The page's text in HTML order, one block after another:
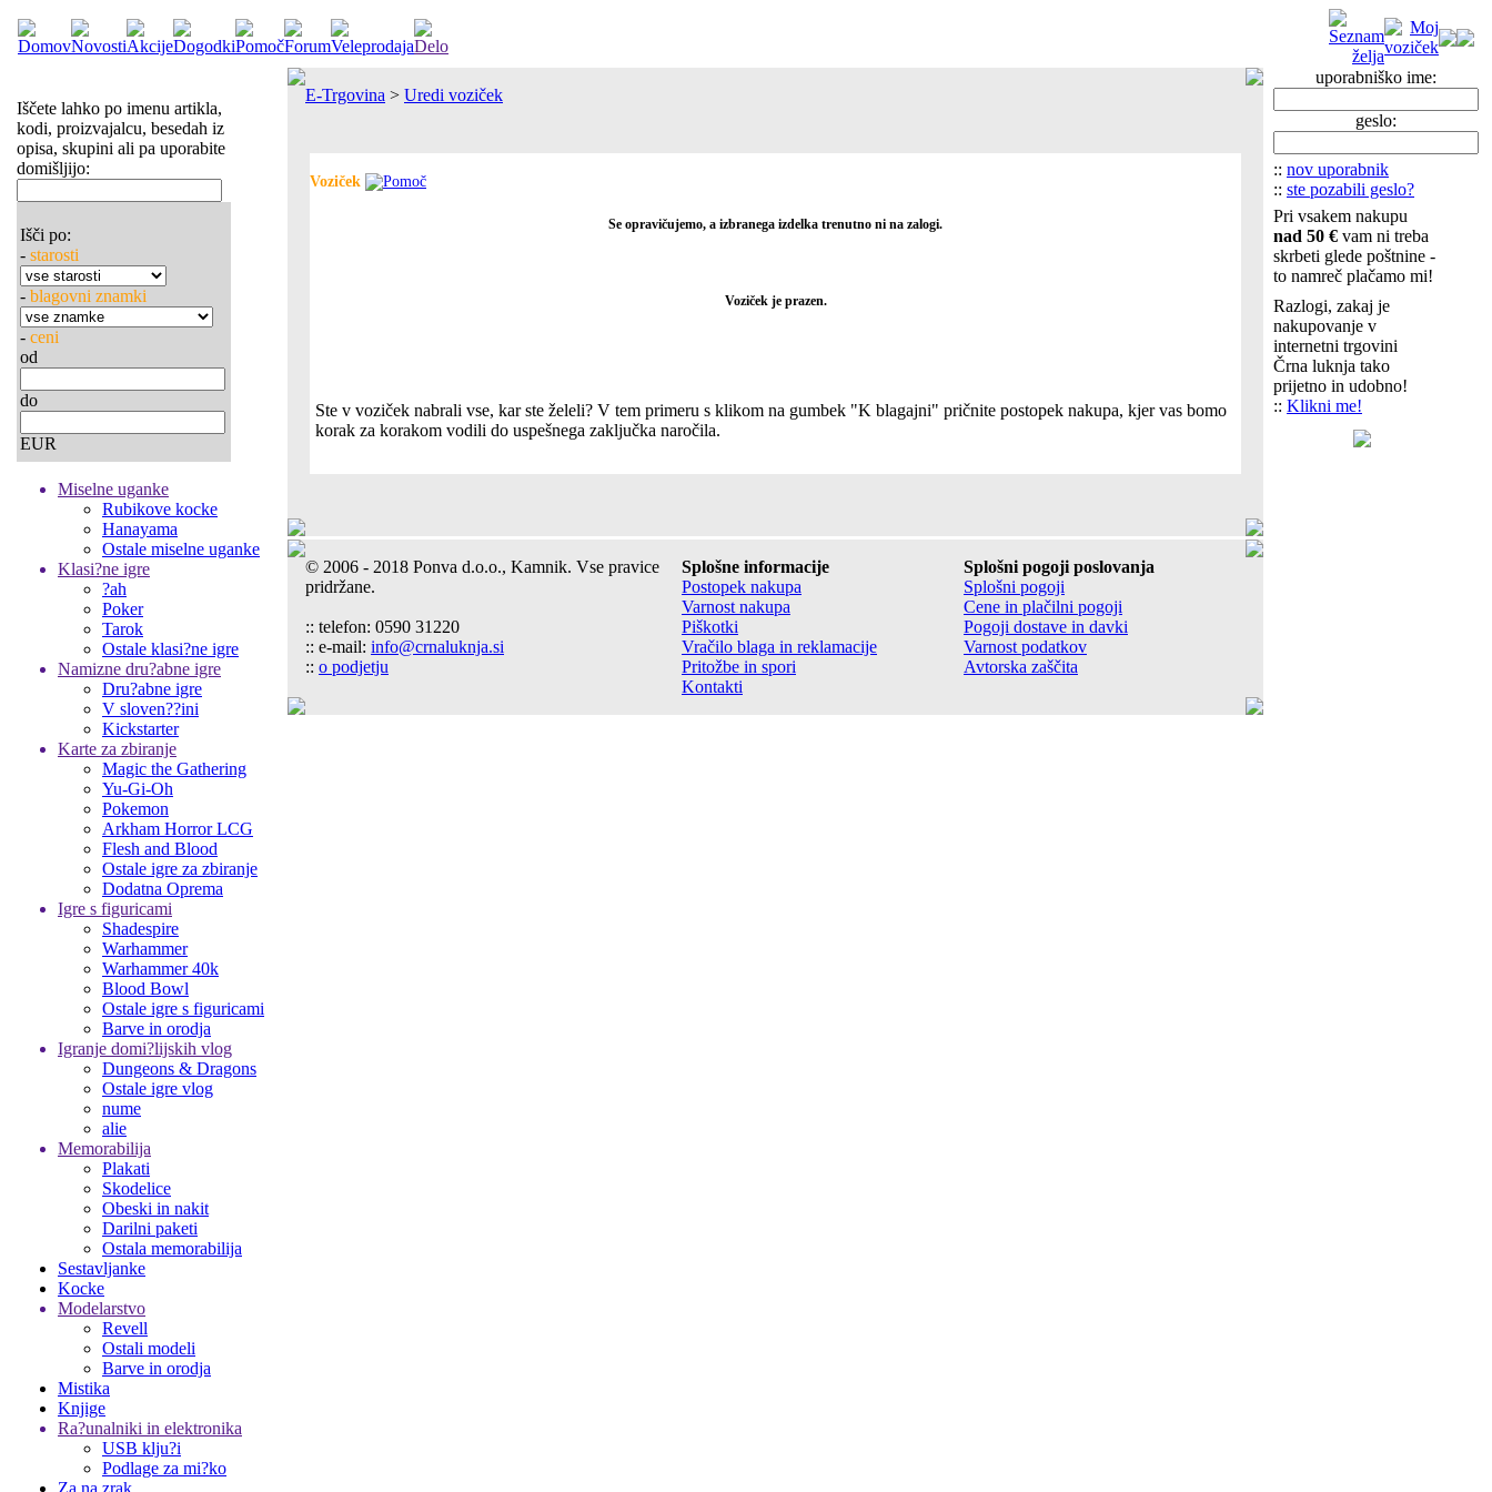
Iščete lahko po imenu artikla,
kodi, proizvajalcu, besedah iz
opisa, skupini ali pa uporabite
domišljijo:
Išči po:
- starosti
- blagovni znamki
- ceni
od
do
EUR
Miselne uganke
Rubikove kocke
Hanayama
Ostale miselne uganke
Klasi?ne igre
?ah
Poker
Tarok
Ostale klasi?ne igre
Namizne dru?abne igre
Dru?abne igre
V sloven??ini
Kickstarter
Karte za zbiranje
Magic the Gathering
Yu-Gi-Oh
Pokemon
Arkham Horror LCG
Flesh and Blood
Ostale igre za zbiranje
Dodatna Oprema
Igre s figuricami
Shadespire
Warhammer
Warhammer 40k
Blood Bowl
Ostale igre s figuricami
Barve in orodja
Igranje domi?lijskih vlog
Dungeons & Dragons
Ostale igre vlog
nume
alie
Memorabilija
Plakati
Skodelice
Obeski in nakit
Darilni paketi
Ostala memorabilija
Sestavljanke
Kocke
Modelarstvo
Revell
Ostali modeli
Barve in orodja
Mistika
Knjige
Ra?unalniki in elektronika
USB klju?i
Podlage za mi?ko
Za na zrak
E-Trgovina > Uredi voziček
Voziček
Se opravičujemo, a izbranega izdelka trenutno ni na zalogi.
Voziček je prazen.
Ste v voziček nabrali vse, kar ste želeli? V tem primeru s klikom na gumbek "K blagajni" pričnite postopek nakupa, kjer vas bomo
korak za korakom vodili do uspešnega zaključka naročila.
© 2006 - 2018 Ponva d.o.o., Kamnik. Vse pravice
pridržane.
:: telefon: 0590 31220
:: e-mail: info@crnaluknja.si
:: o podjetju
Splošne informacije
Postopek nakupa
Varnost nakupa
Piškotki
Vračilo blaga in reklamacije
Pritožbe in spori
Kontakti
Splošni pogoji poslovanja
Splošni pogoji
Cene in plačilni pogoji
Pogoji dostave in davki
Varnost podatkov
Avtorska zaščita
uporabniško ime:
geslo:
:: nov uporabnik
:: ste pozabili geslo?
Pri vsakem nakupu
nad 50 € vam ni treba
skrbeti glede poštnine -
to namreč plačamo mi!
Razlogi, zakaj je
nakupovanje v
internetni trgovini
Črna luknja tako
prijetno in udobno!
:: Klikni me!